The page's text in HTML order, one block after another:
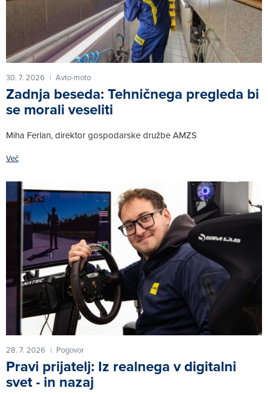
30. 7. 2026 | Avto-moto
Zadnja beseda: Tehničnega pregleda bi
se morali veseliti
Miha Ferlan, direktor gospodarske družbe AMZS
Več
28. 7. 2026 | Pogovor
Pravi prijatelj: Iz realnega v digitalni
svet - in nazaj